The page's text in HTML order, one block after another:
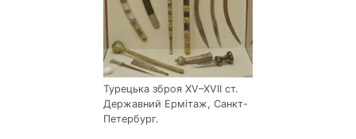
Турецька зброя XV–XVII ст.
Державний Ермітаж, Санкт-
Петербург.